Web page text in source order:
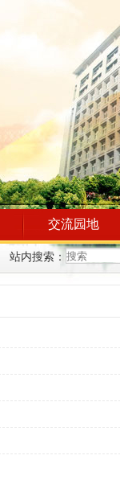
交流园地
站内搜索：